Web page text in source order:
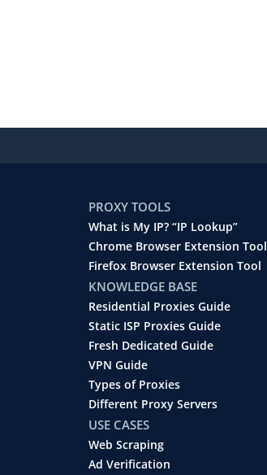
PROXY TOOLS
What is My IP? “IP Lookup”
Chrome Browser Extension Tool
Firefox Browser Extension Tool
KNOWLEDGE BASE
Residential Proxies Guide
Static ISP Proxies Guide
Fresh Dedicated Guide
VPN Guide
Types of Proxies
Different Proxy Servers
USE CASES
Web Scraping
Ad Verification